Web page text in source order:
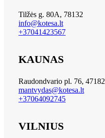
Tilžės g. 80A, 78132
info@kotesa.lt
+37041423567
KAUNAS
Raudondvario pl. 76, 47182
mantvydas@kotesa.lt
+37064092745
VILNIUS